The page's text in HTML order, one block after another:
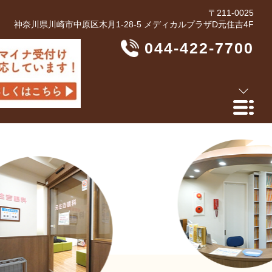
〒211-0025
神奈川県川崎市中原区木月1-28-5 メディカルプラザD元住吉4F
044-422-7700